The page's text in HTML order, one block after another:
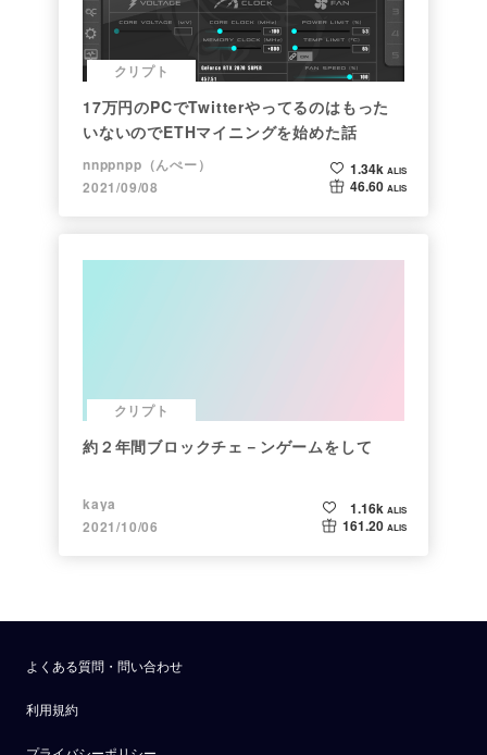
クリプト
17万円のPCでTwitterやってるのはもった
いないのでETHマイニングを始めた話
nnppnpp（んぺー）
2021/09/08
1.34k ALIS
46.60 ALIS
クリプト
約２年間ブロックチェ－ンゲームをして
kaya
2021/10/06
1.16k ALIS
161.20 ALIS
よくある質問・問い合わせ
利用規約